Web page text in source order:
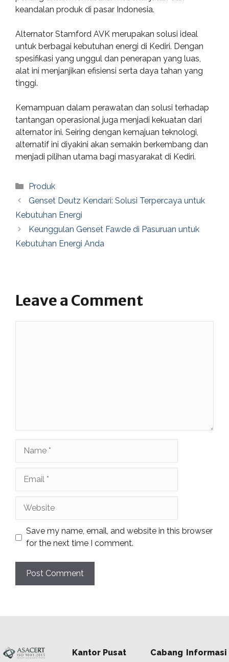
keandalan produk di pasar Indonesia.
Alternator Stamford AVK merupakan solusi ideal
untuk berbagai kebutuhan energi di Kediri. Dengan
spesifikasi yang unggul dan penerapan yang luas,
alat ini menjanjikan efisiensi serta daya tahan yang
tinggi.
Kemampuan dalam perawatan dan solusi terhadap
tantangan operasional juga menjadi kekuatan dari
alternator ini. Seiring dengan kemajuan teknologi,
alternatif ini diyakini akan semakin berkembang dan
menjadi pilihan utama bagi masyarakat di Kediri.
Categories
Produk
Genset Deutz Kendari: Solusi Terpercaya untuk
Kebutuhan Energi
Keunggulan Genset Fawde di Pasuruan untuk
Kebutuhan Energi Anda
Leave a Comment
Save my name, email, and website in this browser
for the next time I comment.
Kantor Pusat Cabang Informasi